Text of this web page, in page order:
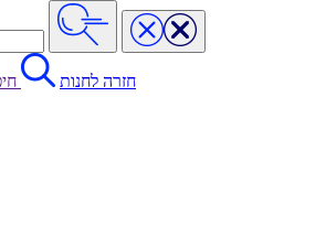
חזרה לחנות